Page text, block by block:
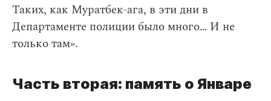
Таких, как Муратбек-ага, в эти дни в
Департаменте полиции было много… И не
только там».
Часть вторая: память о Январе